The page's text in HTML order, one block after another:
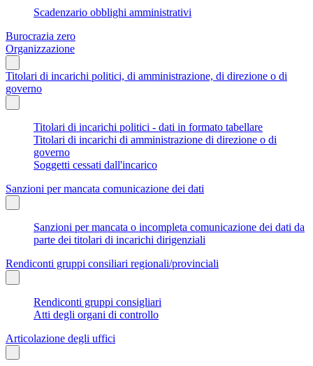
Scadenzario obblighi amministrativi
Burocrazia zero
Organizzazione
Titolari di incarichi politici, di amministrazione, di direzione o di
governo
Titolari di incarichi politici - dati in formato tabellare
Titolari di incarichi di amministrazione di direzione o di
governo
Soggetti cessati dall'incarico
Sanzioni per mancata comunicazione dei dati
Sanzioni per mancata o incompleta comunicazione dei dati da
parte dei titolari di incarichi dirigenziali
Rendiconti gruppi consiliari regionali/provinciali
Rendiconti gruppi consigliari
Atti degli organi di controllo
Articolazione degli uffici